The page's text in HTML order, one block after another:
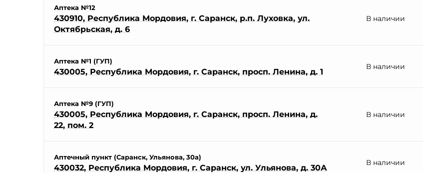
Аптека №12
430910, Республика Мордовия, г. Саранск, р.п. Луховка, ул.
Октябрьская, д. 6
В наличии
Аптека №1 (ГУП)
430005, Республика Мордовия, г. Саранск, просп. Ленина, д. 1
В наличии
Аптека №9 (ГУП)
430005, Республика Мордовия, г. Саранск, просп. Ленина, д.
22, пом. 2
В наличии
Аптечный пункт (Саранск, Ульянова, 30а)
430032, Республика Мордовия, г. Саранск, ул. Ульянова, д. 30А
В наличии